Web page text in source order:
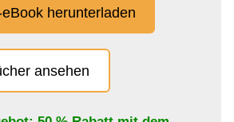
herunterladen
ansehen